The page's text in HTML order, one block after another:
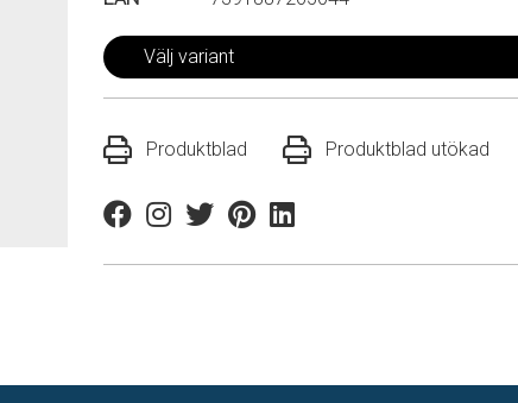
Välj variant
Produktblad Produktblad utökad
FacebookInstagram
TwitterPinterestLinkedin